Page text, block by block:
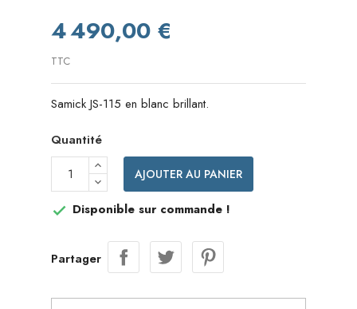
4 490,00 €
TTC
Samick JS-115 en blanc brillant.
Quantité
AJOUTER AU PANIER
 Disponible sur commande !
Partager